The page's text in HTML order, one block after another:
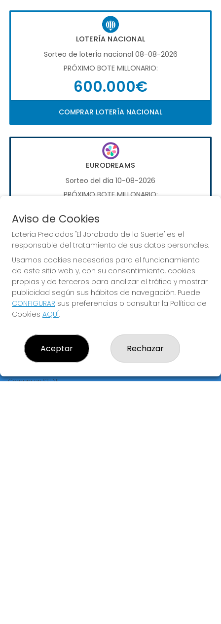
LOTERÍA NACIONAL
Sorteo de loterÍa nacional 08-08-2026
PRÓXIMO BOTE MILLONARIO:
600.000€
COMPRAR LOTERÍA NACIONAL
EURODREAMS
Sorteo del día 10-08-2026
PRÓXIMO BOTE MILLONARIO:
20.000€
JUGAR EURODREAMS
LOTERÍA PRECIADOS "EL JOROBADO DE LA SUERTE"
Comprar lotería
Resultados
Contacto
Empresas
Compra en SELAE
Aviso de Cookies
Lotería Preciados "El Jorobado de la Suerte" es el
responsable del tratamiento de sus datos personales.
Usamos cookies necesarias para el funcionamiento
de este sitio web y, con su consentimiento, cookies
propias y de terceros para analizar el tráfico y mostrar
publicidad según sus hábitos de navegación. Puede
CONFIGURAR sus preferencias o consultar la Política de
Cookies AQUÍ.
Aceptar Rechazar